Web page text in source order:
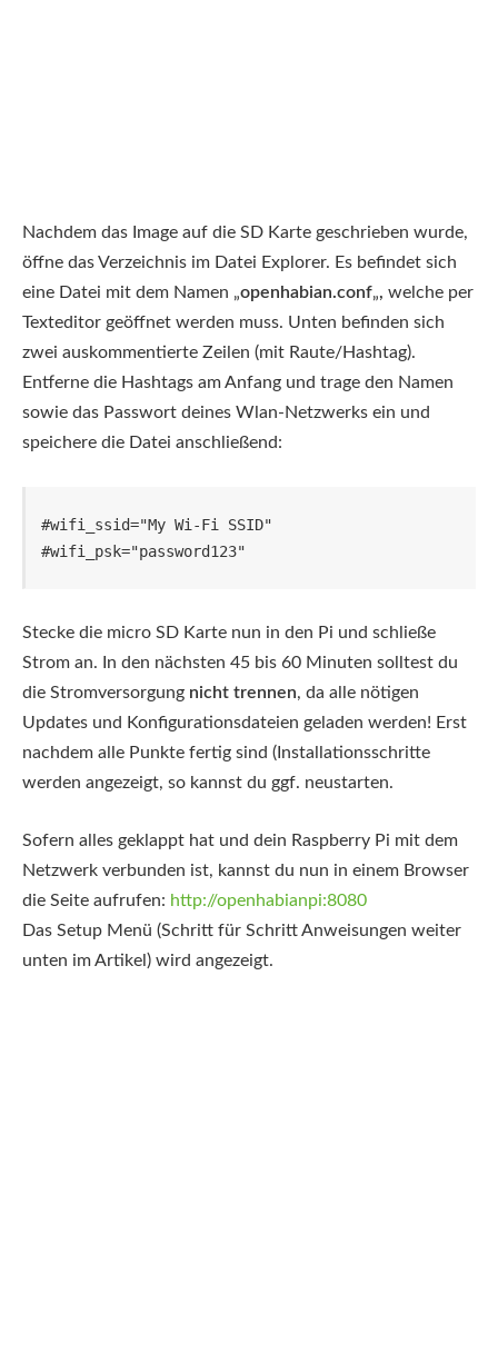
Nachdem das Image auf die SD Karte geschrieben wurde,
öffne das Verzeichnis im Datei Explorer. Es befindet sich
eine Datei mit dem Namen „openhabian.conf„, welche per
Texteditor geöffnet werden muss. Unten befinden sich
zwei auskommentierte Zeilen (mit Raute/Hashtag).
Entferne die Hashtags am Anfang und trage den Namen
sowie das Passwort deines Wlan-Netzwerks ein und
speichere die Datei anschließend:
#wifi_ssid="My Wi-Fi SSID"
#wifi_psk="password123"
Stecke die micro SD Karte nun in den Pi und schließe
Strom an. In den nächsten 45 bis 60 Minuten solltest du
die Stromversorgung nicht trennen, da alle nötigen
Updates und Konfigurationsdateien geladen werden! Erst
nachdem alle Punkte fertig sind (Installationsschritte
werden angezeigt, so kannst du ggf. neustarten.
Sofern alles geklappt hat und dein Raspberry Pi mit dem
Netzwerk verbunden ist, kannst du nun in einem Browser
die Seite aufrufen: http://openhabianpi:8080
Das Setup Menü (Schritt für Schritt Anweisungen weiter
unten im Artikel) wird angezeigt.